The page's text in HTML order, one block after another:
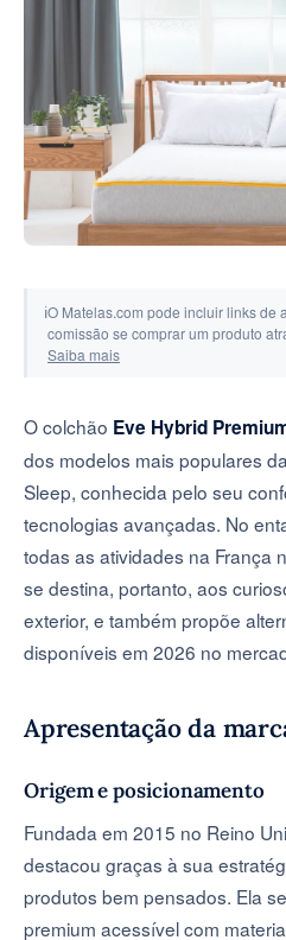
ℹO Matelas.com pode incluir links de
comissão se comprar um produto
Saiba mais
O colchão Eve Hybrid
dos modelos mais populares
Sleep, conhecida pelo seu
tecnologias avançadas. No
todas as atividades na França
se destina, portanto, aos
exterior, e também propõe
disponíveis em 2026 no
Apresentação da
Origem e posicionamento
Fundada em 2015 no Reino
destacou graças à sua
produtos bem pensados. Ela
premium acessível com